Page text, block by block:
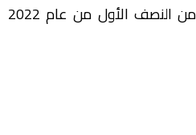
5.57 مليار يورو، (+ 32.5%) من النصف الأول من عام 2022